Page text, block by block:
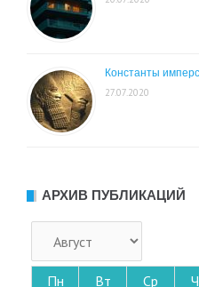
Константы
27.07.2020
АРХИВ ПУБЛИКАЦИЙ
Пн Вт Ср